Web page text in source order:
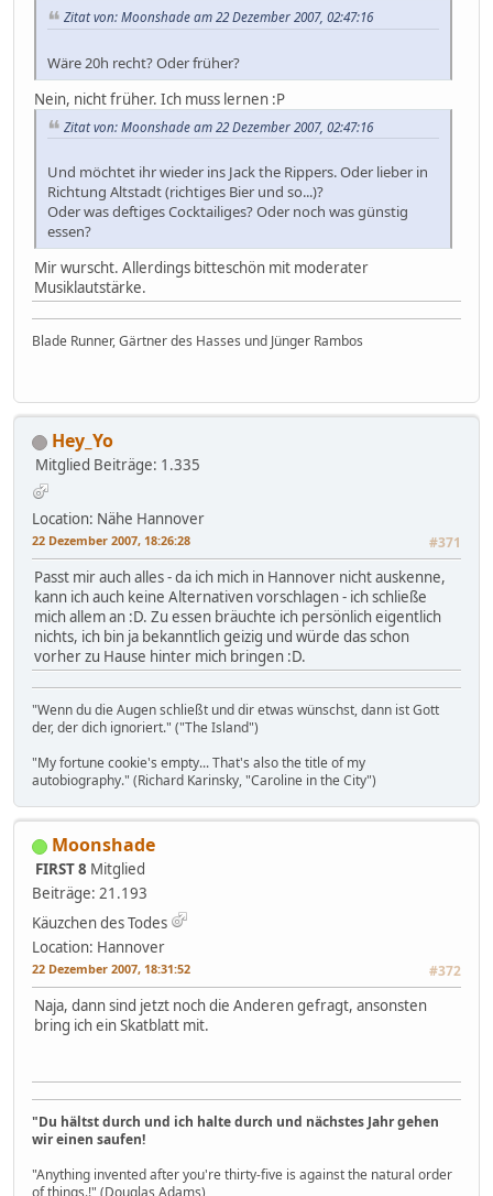
Zitat von: Moonshade am 22 Dezember 2007, 02:47:16
Wäre 20h recht? Oder früher?
Nein, nicht früher. Ich muss lernen :P
Zitat von: Moonshade am 22 Dezember 2007, 02:47:16
Und möchtet ihr wieder ins Jack the Rippers. Oder lieber in
Richtung Altstadt (richtiges Bier und so...)?
Oder was deftiges Cocktailiges? Oder noch was günstig
essen?
Mir wurscht. Allerdings bitteschön mit moderater
Musiklautstärke.
Blade Runner, Gärtner des Hasses und Jünger Rambos
Hey_Yo
Mitglied Beiträge: 1.335
Location: Nähe Hannover
22 Dezember 2007, 18:26:28 #371
Passt mir auch alles - da ich mich in Hannover nicht auskenne,
kann ich auch keine Alternativen vorschlagen - ich schließe
mich allem an :D. Zu essen bräuchte ich persönlich eigentlich
nichts, ich bin ja bekanntlich geizig und würde das schon
vorher zu Hause hinter mich bringen :D.
"Wenn du die Augen schließt und dir etwas wünschst, dann ist Gott
der, der dich ignoriert." ("The Island")
"My fortune cookie's empty... That's also the title of my
autobiography." (Richard Karinsky, "Caroline in the City")
Moonshade
FIRST 8 Mitglied
Beiträge: 21.193
Käuzchen des Todes
Location: Hannover
22 Dezember 2007, 18:31:52 #372
Naja, dann sind jetzt noch die Anderen gefragt, ansonsten
bring ich ein Skatblatt mit.
"Du hältst durch und ich halte durch und nächstes Jahr gehen
wir einen saufen!
"Anything invented after you're thirty-five is against the natural order